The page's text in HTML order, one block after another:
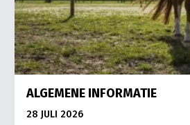
ALGEMENE INFORMATIE
28 JULI 2026